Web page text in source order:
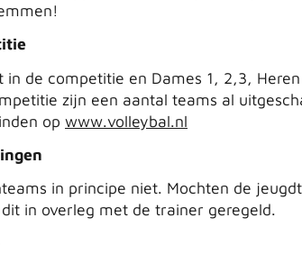
de competitie en Dames 1, 2,3, Heren
zijn een aantal teams al
op www.volleybal.nl
in principe niet. Mochten de
in overleg met de trainer geregeld.